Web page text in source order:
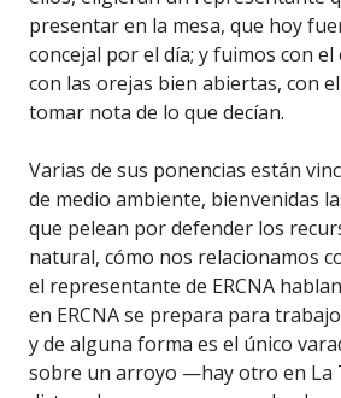
presentar en la mesa, que hoy
concejal por el día; y fuimos con
con las orejas bien abiertas, con
tomar nota de lo que decían.
Varias de sus ponencias están
de medio ambiente, bienvenidas
que pelean por defender los
natural, cómo nos relacionamos
el representante de ERCNA
en ERCNA se prepara para
y de alguna forma es el único
sobre un arroyo —hay otro en La